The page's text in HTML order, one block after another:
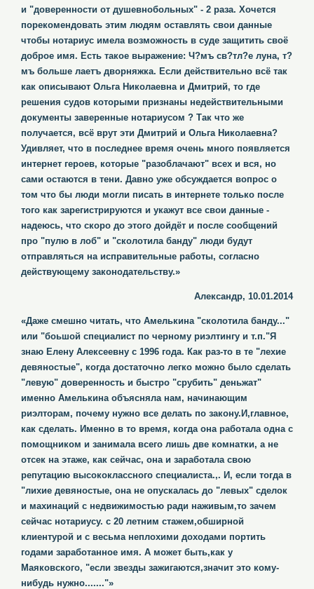
и "доверенности от душевнобольных" - 2 раза. Хочется
порекомендовать этим людям оставлять свои данные
чтобы нотариус имела возможность в суде защитить своё
доброе имя. Есть такое выражение: Ч?мъ св?тл?е луна, т?
мъ больше лаетъ дворняжка. Если действительно всё так
как описывают Ольга Николаевна и Дмитрий, то где
решения судов которыми признаны недействительными
документы заверенные нотариусом ? Так что же
получается, всё врут эти Дмитрий и Ольга Николаевна?
Удивляет, что в последнее время очень много появляется
интернет героев, которые "разоблачают" всех и вся, но
сами остаются в тени. Давно уже обсуждается вопрос о
том что бы люди могли писать в интернете только после
того как зарегистрируются и укажут все свои данные -
надеюсь, что скоро до этого дойдёт и после сообщений
про "пулю в лоб" и "сколотила банду" люди будут
отправляться на исправительные работы, согласно
действующему законодательству.»
Александр, 10.01.2014
«Даже смешно читать, что Амелькина "сколотила банду..."
или "боьшой специалист по черному риэлтингу и т.п."Я
знаю Елену Алексеевну с 1996 года. Как раз-то в те "лехие
девяностые", когда достаточно легко можно было сделать
"левую" доверенность и быстро "срубить" деньжат"
именно Амелькина объясняла нам, начинающим
риэлторам, почему нужно все делать по закону.И,главное,
как сделать. Именно в то время, когда она работала одна с
помощником и занимала всего лишь две комнатки, а не
отсек на этаже, как сейчас, она и заработала свою
репутацию высококлассного специалиста.,. И, если тогда в
"лихие девяностые, она не опускалась до "левых" сделок
и махинаций с недвижимостью ради наживым,то зачем
сейчас нотариусу. с 20 летним стажем,обширной
клиентурой и с весьма неплохими доходами портить
годами заработанное имя. А может быть,как у
Маяковского, "если звезды зажигаются,значит это кому-
нибудь нужно......."»